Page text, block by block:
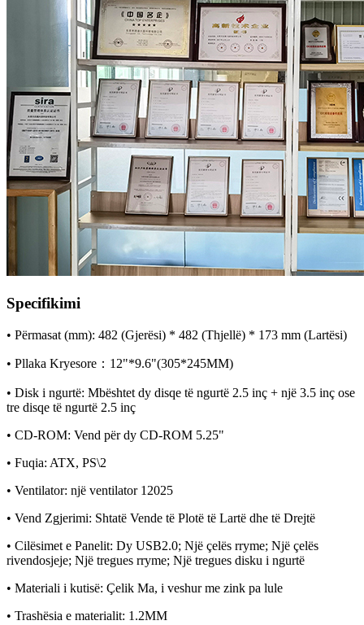
Specifikimi
• Përmasat (mm): 482 (Gjerësi) * 482 (Thjellë) * 173 mm (Lartësi)
• Pllaka Kryesore：12"*9.6"(305*245MM)
• Disk i ngurtë: Mbështet dy disqe të ngurtë 2.5 inç + një 3.5 inç ose
tre disqe të ngurtë 2.5 inç
• CD-ROM: Vend për dy CD-ROM 5.25"
• Fuqia: ATX, PS\2
• Ventilator: një ventilator 12025
• Vend Zgjerimi: Shtatë Vende të Plotë të Lartë dhe të Drejtë
• Cilësimet e Panelit: Dy USB2.0; Një çelës rryme; Një çelës
rivendosjeje; Një tregues rryme; Një tregues disku i ngurtë
• Materiali i kutisë: Çelik Ma, i veshur me zink pa lule
• Trashësia e materialit: 1.2MM